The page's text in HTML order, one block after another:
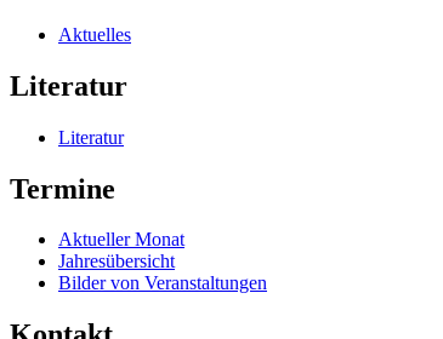
Aktuelles
Literatur
Literatur
Termine
Aktueller Monat
Jahresübersicht
Bilder von Veranstaltungen